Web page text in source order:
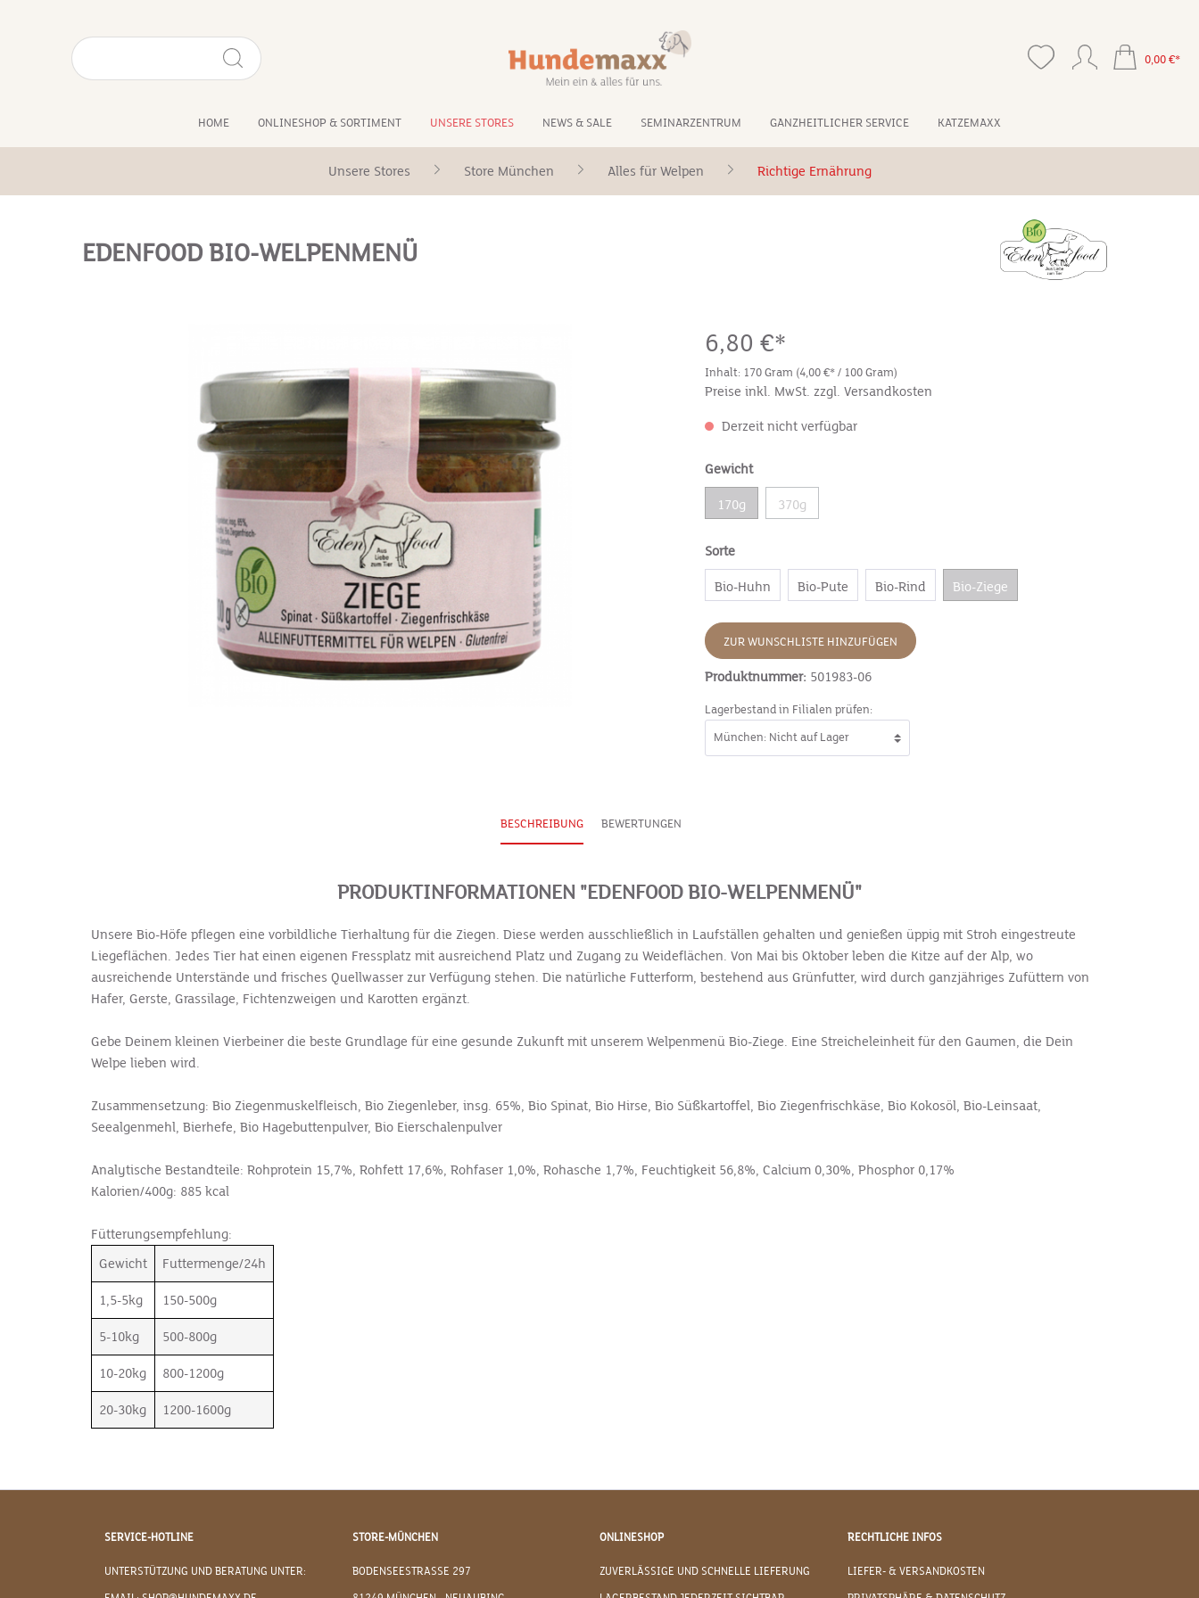
0,00 €*
HOME ONLINESHOP & SORTIMENT UNSERE STORES NEWS & SALE SEMINARZENTRUM GANZHEITLICHER SERVICE KATZEMAXX
Unsere Stores Store München Alles für Welpen Richtige Ernährung
EDENFOOD BIO-WELPENMENÜ
6,80 €*
Inhalt: 170 Gram (4,00 €* / 100 Gram)
Preise inkl. MwSt. zzgl. Versandkosten
Derzeit nicht verfügbar
Gewicht
170g 370g
Sorte
Bio-Huhn Bio-Pute Bio-Rind Bio-Ziege
ZUR WUNSCHLISTE HINZUFÜGEN
Produktnummer: 501983-06
Lagerbestand in Filialen prüfen:
BESCHREIBUNG BEWERTUNGEN
PRODUKTINFORMATIONEN "EDENFOOD BIO-WELPENMENÜ"
Unsere Bio-Höfe pflegen eine vorbildliche Tierhaltung für die Ziegen. Diese werden ausschließlich in Laufställen gehalten und genießen üppig mit Stroh eingestreute
Liegeflächen. Jedes Tier hat einen eigenen Fressplatz mit ausreichend Platz und Zugang zu Weideflächen. Von Mai bis Oktober leben die Kitze auf der Alp, wo
ausreichende Unterstände und frisches Quellwasser zur Verfügung stehen. Die natürliche Futterform, bestehend aus Grünfutter, wird durch ganzjähriges Zufüttern von
Hafer, Gerste, Grassilage, Fichtenzweigen und Karotten ergänzt.
Gebe Deinem kleinen Vierbeiner die beste Grundlage für eine gesunde Zukunft mit unserem Welpenmenü Bio-Ziege. Eine Streicheleinheit für den Gaumen, die Dein
Welpe lieben wird.
Zusammensetzung: Bio Ziegenmuskelfleisch, Bio Ziegenleber, insg. 65%, Bio Spinat, Bio Hirse, Bio Süßkartoffel, Bio Ziegenfrischkäse, Bio Kokosöl, Bio-Leinsaat,
Seealgenmehl, Bierhefe, Bio Hagebuttenpulver, Bio Eierschalenpulver
Analytische Bestandteile: Rohprotein 15,7%, Rohfett 17,6%, Rohfaser 1,0%, Rohasche 1,7%, Feuchtigkeit 56,8%, Calcium 0,30%, Phosphor 0,17%
Kalorien/400g: 885 kcal
Fütterungsempfehlung:
Gewicht
Futtermenge/24h
1,5-5kg 150-500g
5-10kg 500-800g
10-20kg 800-1200g
20-30kg 1200-1600g
SERVICE-HOTLINE
UNTERSTÜTZUNG UND BERATUNG UNTER:
STORE-MÜNCHEN
BODENSEESTRASSE 297
ONLINESHOP
ZUVERLÄSSIGE UND SCHNELLE LIEFERUNG
RECHTLICHE INFOS
LIEFER- & VERSANDKOSTEN